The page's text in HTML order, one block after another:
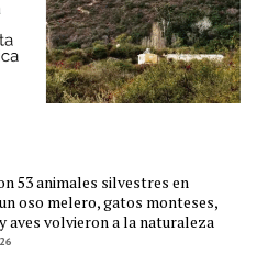
53 animales silvestres en
oso melero, gatos monteses,
aves volvieron a la naturaleza